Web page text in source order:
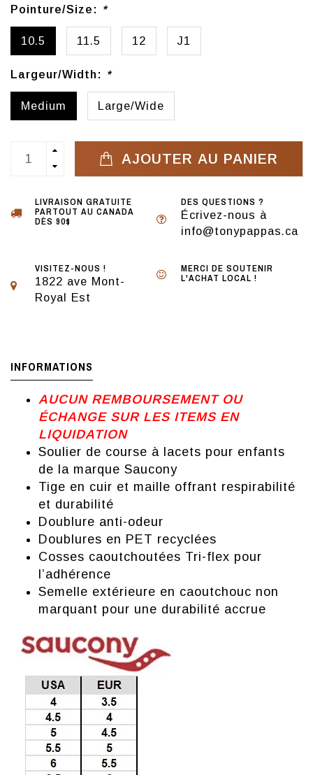
Pointure/Size: *
10.5 11.5 12 J1
Largeur/Width: *
Medium Large/Wide
AJOUTER AU PANIER
LIVRAISON GRATUITE
PARTOUT AU CANADA
DÈS 90$
DES QUESTIONS ?
Écrivez-nous à
info@tonypappas.ca
VISITEZ-NOUS !
1822 ave Mont-
Royal Est
MERCI DE SOUTENIR
L'ACHAT LOCAL !
INFORMATIONS
AUCUN REMBOURSEMENT OU
ÉCHANGE SUR LES ITEMS EN
LIQUIDATION
Soulier de course à lacets pour enfants
de la marque Saucony
Tige en cuir et maille offrant respirabilité
et durabilité
Doublure anti-odeur
Doublures en PET recyclées
Cosses caoutchoutées Tri-flex pour
l’adhérence
Semelle extérieure en caoutchouc non
marquant pour une durabilité accrue